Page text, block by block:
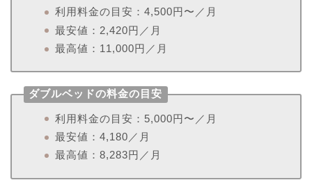
利用料金の目安：4,500円〜／月
最安値：2,420円／月
最高値：11,000円／月
ダブルベッドの料金の目安
利用料金の目安：5,000円〜／月
最安値：4,180／月
最高値：8,283円／月